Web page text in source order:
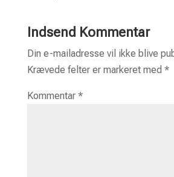
Indsend Kommentar
Din e-mailadresse vil ikke blive
Krævede felter er markeret med *
Kommentar *